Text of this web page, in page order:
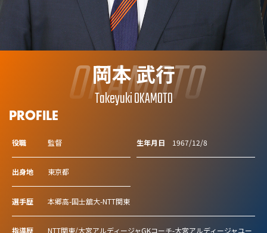
OKAMOTO
岡本 武行
Takeyuki OKAMOTO
PROFILE
役職 監督 生年月日 1967/12/8
出身地 東京都
選手歴 本郷高-国士舘大-NTT関東
指導歴
NTT関東/大宮アルディージャGKコーチ-大宮アルディージャユー